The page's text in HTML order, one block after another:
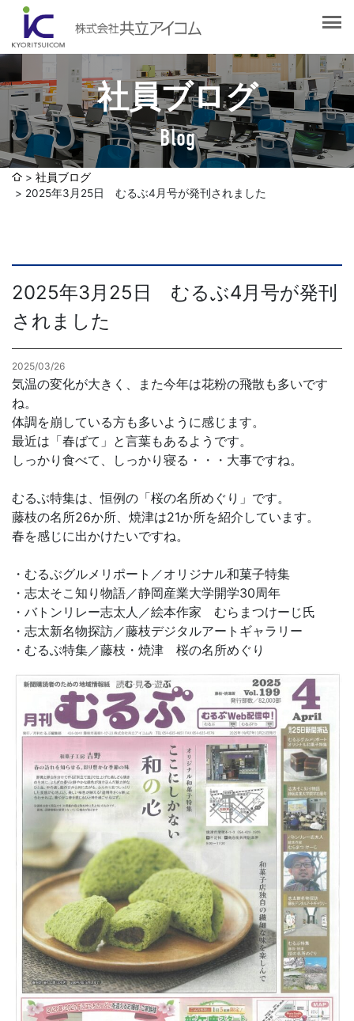
社員ブログ
Blog
会社概要
社長挨拶
企業理念
沿革
認証取得
選ばれる理由
サービス紹介
Web制作・ホームページ制作
発送代行・全国流通（ロジスティクス）
デジタルコンテンツ制作・撮影・その他
社員ブログ
お問合せ
社員ブログ
2025年3月25日 むるぶ4月号が発刊されました
2025年3月25日 むるぶ4月号が発刊
されました
2025/03/26
気温の変化が大きく、また今年は花粉の飛散も多いです
ね。
体調を崩している方も多いように感じます。
最近は「春ばて」と言葉もあるようです。
しっかり食べて、しっかり寝る・・・大事ですね。
むるぶ特集は、恒例の「桜の名所めぐり」です。
藤枝の名所26か所、焼津は21か所を紹介しています。
春を感じに出かけたいですね。
・むるぶグルメリポート／オリジナル和菓子特集
・志太そこ知り物語／静岡産業大学開学30周年
・バトンリレー志太人／絵本作家 むらまつけーじ氏
・志太新名物探訪／藤枝デジタルアートギャラリー
・むるぶ特集／藤枝・焼津 桜の名所めぐり